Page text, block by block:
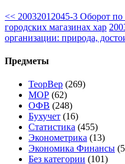
<< 20032012045-3 Оборот
городских магазинах хар
организации: природа,
Предметы
ТеорВер (269)
МОР (62)
ОФВ (248)
Бухучет (16)
Статистика (455)
Эконометрика (13)
Экономика Финансы
Без категории (101)